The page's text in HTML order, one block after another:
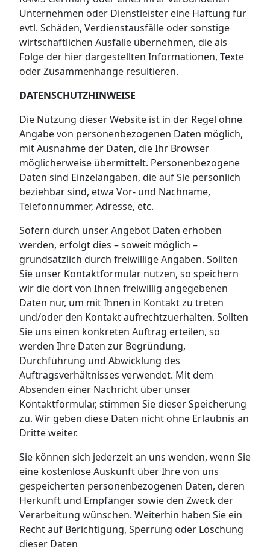
Unternehmen oder Dienstleister eine Haftung für
evtl. Schäden, Verdienstausfälle oder sonstige
wirtschaftlichen Ausfälle übernehmen, die als
Folge der hier dargestellten Informationen, Texte
oder Zusammenhänge resultieren.
DATENSCHUTZHINWEISE
Die Nutzung dieser Website ist in der Regel ohne
Angabe von personenbezogenen Daten möglich,
mit Ausnahme der Daten, die Ihr Browser
möglicherweise übermittelt. Personenbezogene
Daten sind Einzelangaben, die auf Sie persönlich
beziehbar sind, etwa Vor- und Nachname,
Telefonnummer, Adresse, etc.
Sofern durch unser Angebot Daten erhoben
werden, erfolgt dies – soweit möglich –
grundsätzlich durch freiwillige Angaben. Sollten
Sie unser Kontaktformular nutzen, so speichern
wir die dort von Ihnen freiwillig angegebenen
Daten nur, um mit Ihnen in Kontakt zu treten
und/oder den Kontakt aufrechtzuerhalten. Sollten
Sie uns einen konkreten Auftrag erteilen, so
werden Ihre Daten zur Begründung,
Durchführung und Abwicklung des
Auftragsverhältnisses verwendet. Mit dem
Absenden einer Nachricht über unser
Kontaktformular, stimmen Sie dieser Speicherung
zu. Wir geben diese Daten nicht ohne Erlaubnis an
Dritte weiter.
Sie können sich jederzeit an uns wenden, wenn Sie
eine kostenlose Auskunft über Ihre von uns
gespeicherten personenbezogenen Daten, deren
Herkunft und Empfänger sowie den Zweck der
Verarbeitung wünschen. Weiterhin haben Sie ein
Recht auf Berichtigung, Sperrung oder Löschung
dieser Daten